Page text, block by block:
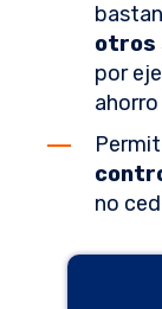
otros
por
no